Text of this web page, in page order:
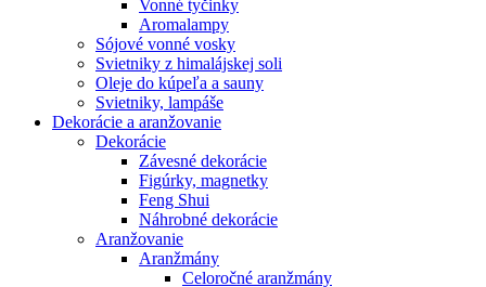
Vonné tyčinky
Aromalampy
Sójové vonné vosky
Svietniky z himalájskej soli
Oleje do kúpeľa a sauny
Svietniky, lampáše
Dekorácie a aranžovanie
Dekorácie
Závesné dekorácie
Figúrky, magnetky
Feng Shui
Náhrobné dekorácie
Aranžovanie
Aranžmány
Celoročné aranžmány